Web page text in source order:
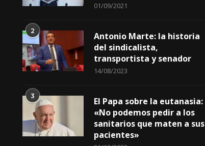
01/09/2021
2
Antonio Marte: la historia
del sindicalista,
transportista y senador
14/08/2023
3
El Papa sobre la eutanasia:
«No podemos pedir a los
sanitarios que maten a sus
pacientes»